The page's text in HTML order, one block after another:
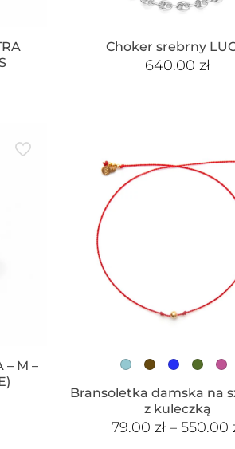
Choker srebrny
640.00zł
– M –
Bransoletka damska na
z kuleczką
79.00zł –550.00